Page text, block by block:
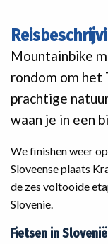
Mountainbike
rondom om het
prachtige
waan je in een
We finishen weer
Sloveense plaats
de zes voltooide
Slovenie.
Fietsen in Slovenië